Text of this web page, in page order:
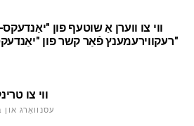
ווי צו ווערן אַ שוטעף פון
רעקווירעמענץ פֿאַר קשר פון "יאַנדעקס-טאַקסי"
ווי צו
עסנוואַרג און